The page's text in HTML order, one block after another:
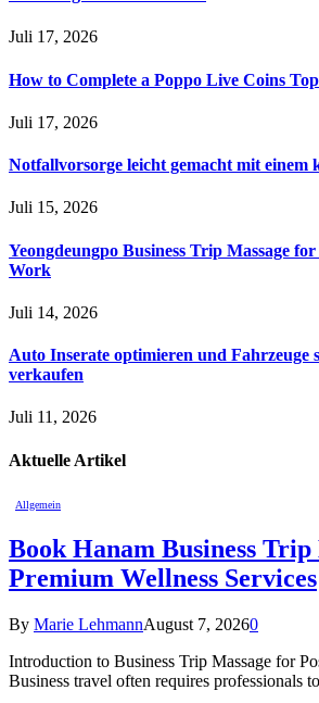
Juli 17, 2026
How to Complete a Poppo Live Coins
Juli 17, 2026
Notfallvorsorge leicht gemacht mit einem
Juli 15, 2026
Yeongdeungpo Business Trip Massage
Work
Juli 14, 2026
Auto Inserate optimieren und Fahrzeuge
verkaufen
Juli 11, 2026
Aktuelle Artikel
Allgemein
Book Hanam Business Trip
Premium Wellness Services
By Marie LehmannAugust 7, 20260
Introduction to Business Trip Massage for
Business travel often requires professionals